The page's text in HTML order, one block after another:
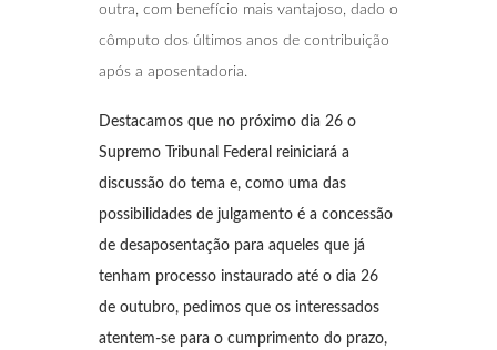
outra, com benefício mais vantajoso, dado o
cômputo dos últimos anos de contribuição
após a aposentadoria.
Destacamos que no próximo dia 26 o
Supremo Tribunal Federal reiniciará a
discussão do tema e, como uma das
possibilidades de julgamento é a concessão
de desaposentação para aqueles que já
tenham processo instaurado até o dia 26
de outubro, pedimos que os interessados
atentem-se para o cumprimento do prazo,